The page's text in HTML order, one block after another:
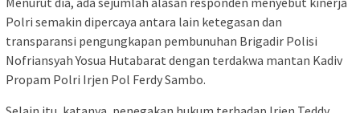
Polri semakin dipercaya antara lain ketegasan dan
transparansi pengungkapan pembunuhan Brigadir Polisi
Nofriansyah Yosua Hutabarat dengan terdakwa mantan Kadiv
Propam Polri Irjen Pol Ferdy Sambo.